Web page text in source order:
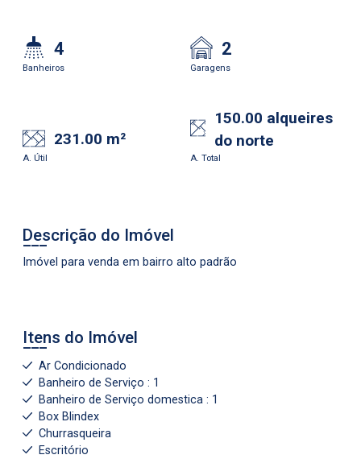
4
Banheiros
2
Garagens
231.00 m²
A. Útil
150.00 alqueires
do norte
A. Total
Descrição do Imóvel
Imóvel para venda em bairro alto padrão
Itens do Imóvel
Ar Condicionado
Banheiro de Serviço : 1
Banheiro de Serviço domestica : 1
Box Blindex
Churrasqueira
Escritório